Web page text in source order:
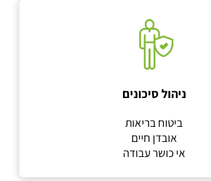
ניהול סיכונים
ביטוח בריאות
אובדן חיים
אי כושר עבודה